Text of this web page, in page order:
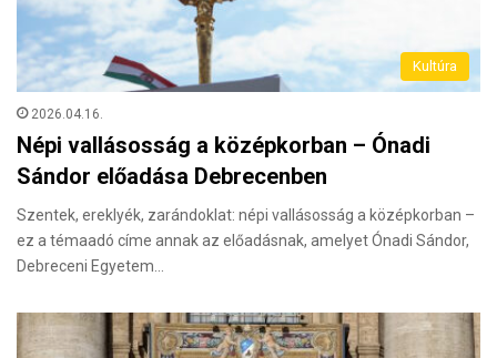
Kultúra
2026.04.16.
Népi vallásosság a középkorban – Ónadi
Sándor előadása Debrecenben
Szentek, ereklyék, zarándoklat: népi vallásosság a középkorban –
ez a témaadó címe annak az előadásnak, amelyet Ónadi Sándor,
Debreceni Egyetem…